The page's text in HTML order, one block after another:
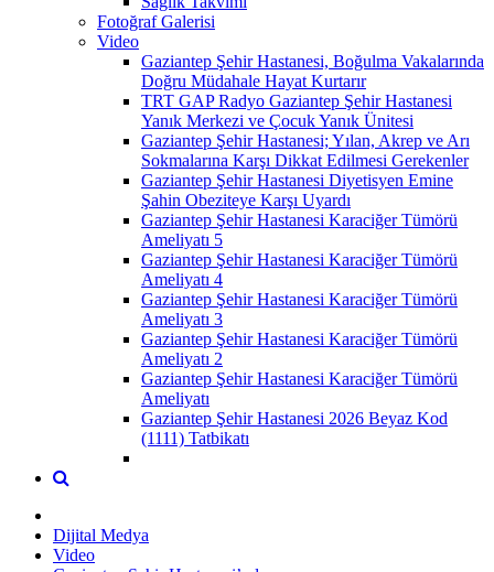
Fotoğraf Galerisi
Video
Gaziantep Şehir Hastanesi, Boğulma Vakalarında
Doğru Müdahale Hayat Kurtarır
TRT GAP Radyo Gaziantep Şehir Hastanesi
Yanık Merkezi ve Çocuk Yanık Ünitesi
Gaziantep Şehir Hastanesi; Yılan, Akrep ve Arı
Sokmalarına Karşı Dikkat Edilmesi Gerekenler
Gaziantep Şehir Hastanesi Diyetisyen Emine
Şahin Obeziteye Karşı Uyardı
Gaziantep Şehir Hastanesi Karaciğer Tümörü
Ameliyatı 5
Gaziantep Şehir Hastanesi Karaciğer Tümörü
Ameliyatı 4
Gaziantep Şehir Hastanesi Karaciğer Tümörü
Ameliyatı 3
Gaziantep Şehir Hastanesi Karaciğer Tümörü
Ameliyatı 2
Gaziantep Şehir Hastanesi Karaciğer Tümörü
Ameliyatı
Gaziantep Şehir Hastanesi 2026 Beyaz Kod
(1111) Tatbikatı
Dijital Medya
Video